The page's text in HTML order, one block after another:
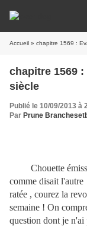
Accueil » chapitre 1569 :
chapitre 1569
siècle
Publié le 10/09/2013 à
Par Prune
Chouette
comme disait l'autre
ratée , courez la
semaine ! On
question dont je n'ai